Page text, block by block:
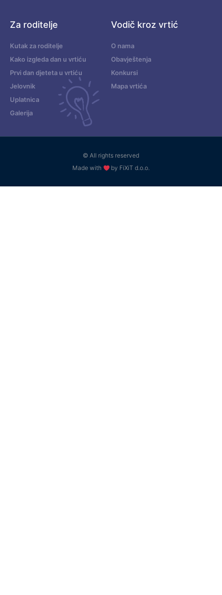
Za roditelje
Kutak za roditelje
Kako izgleda dan u vrtiću
Prvi dan djeteta u vrtiću
Jelovnik
Uplatnica
Galerija
Vodič kroz vrtić
O nama
Obavještenja
Konkursi
Mapa vrtića
© All rights reserved
Made with
by FiXiT d.o.o.